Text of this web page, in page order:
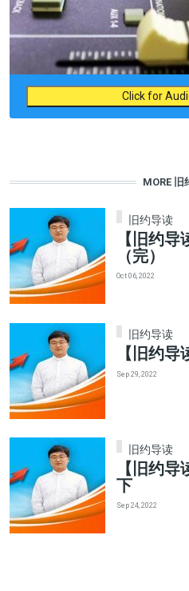
Click for
MORE 旧
旧约导读
【旧约
（完）
Oct 06, 2022
旧约导读
【旧约
Sep 29, 2022
旧约导读
【旧约
下
Sep 24, 2022